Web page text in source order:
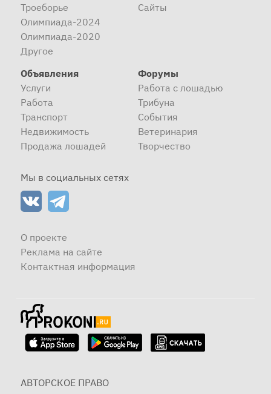
Троеборье
Олимпиада-2024
Олимпиада-2020
Другое
Сайты
Объявления
Услуги
Работа
Транспорт
Недвижимость
Продажа лошадей
Форумы
Работа с лошадью
Трибуна
События
Ветеринария
Творчество
Мы в социальных сетях
О проекте
Реклама на сайте
Контактная информация
АВТОРСКОЕ ПРАВО